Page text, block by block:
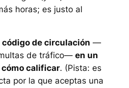
horas; es justo al
código de circulación —
de tráfico— en un
calificar. (Pista: es
por la que aceptas una